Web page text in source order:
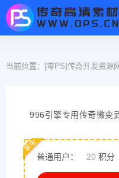
当前位置： [零PS]传奇开发资源
996引擎专用传奇微变
普通用户： 20 积分
享免